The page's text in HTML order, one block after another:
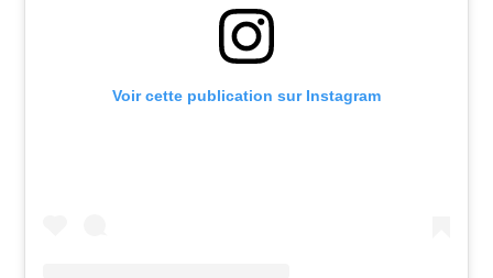
Voir cette publication sur Instagram